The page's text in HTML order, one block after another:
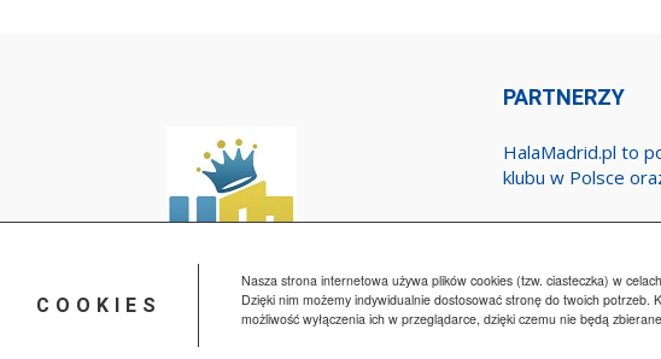
COOKIES
Nasza strona internetowa używa plików cookies (tzw. ciasteczka) w
Dzięki nim możemy indywidualnie dostosować stronę do twoich potrzeb.
możliwość wyłączenia ich w przeglądarce, dzięki czemu nie będą
PARTNERZY
HalaMadrid.pl to
klubu w Polsce
© HalaMadrid.pl 2015-2025 All Rights Reserved.